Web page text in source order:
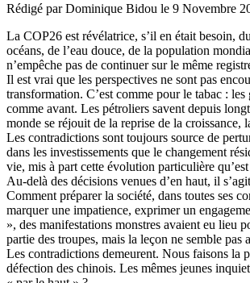
Rédigé par Dominique Bidou le 9 Novembre
La COP26 est révélatrice, s’il en était besoin,
océans, de l’eau douce, de la population
n’empêche pas de continuer sur le même
Il est vrai que les perspectives ne sont pas
transformation. C’est comme pour le tabac :
comme avant. Les pétroliers savent depuis
monde se réjouit de la reprise de la croissance,
Les contradictions sont toujours source de
dans les investissements que le changement
vie, mis à part cette évolution particulière
Au-delà des décisions venues d’en haut, il
Comment préparer la société, dans toutes ses
marquer une impatience, exprimer un
», des manifestations monstres avaient eu lieu
partie des troupes, mais la leçon ne semble pas
Les contradictions demeurent. Nous faisons la
défection des chinois. Les mêmes jeunes